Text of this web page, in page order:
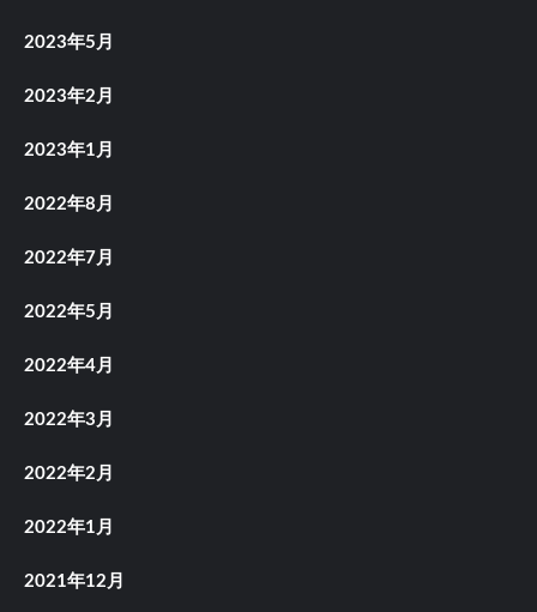
2023年5月
2023年2月
2023年1月
2022年8月
2022年7月
2022年5月
2022年4月
2022年3月
2022年2月
2022年1月
2021年12月